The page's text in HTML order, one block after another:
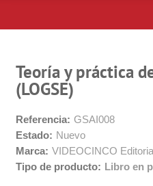
Teoría y práctica
(LOGSE)
Referencia: GSAI008
Estado: Nuevo
Marca: VIDEOCINCO
Tipo de producto: Libro en